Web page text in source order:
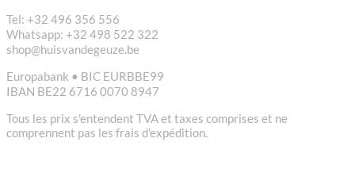
Tel: +32 496 356 556
Whatsapp: +32 498 522 322
shop@huisvandegeuze.be
Europabank • BIC EURBBE99
IBAN BE22 6716 0070 8947
Tous les prix s'entendent TVA et taxes comprises et ne
comprennent pas les frais d'expédition.